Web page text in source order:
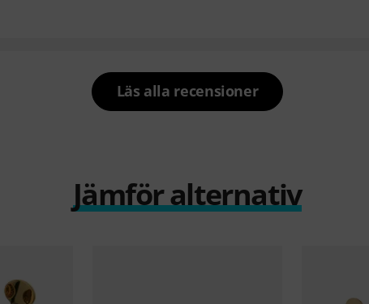
Läs alla recensioner
Jämför alternativ